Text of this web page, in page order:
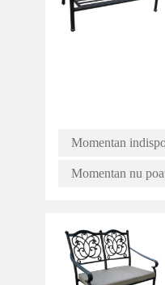
Momentan
Momentan nu